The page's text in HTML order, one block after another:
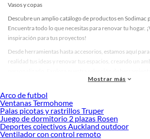
Vasos y copas
Descubre un amplio catálogo de productos en Sodimac
Encuentra todo lo que necesitas para renovar tu hogar.
inspiración para tus proyectos!
Desde herramientas hasta accesorios, estamos aquí
realidad tus ideas y renovar tus espacios, creando un
accesorios de calidad que te ayudarán a crear un espacio
Desde remodelaciones hasta proyectos de decoración,
tus ideas realidad. ¡Visítanos y encuentra todo lo que
Vasos y copas!
Explora la variedad de productos de Vasos y copas
Mostrar más
Arco de futbol
Ventanas Termohome
Palas picotas y rastrillos Truper
Juego de dormitorio 2 plazas Rosen
Deportes colectivos Auckland outdoor
Ventilador con control remoto